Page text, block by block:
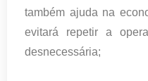
também ajuda na
evitará repetir a
desnecessária;